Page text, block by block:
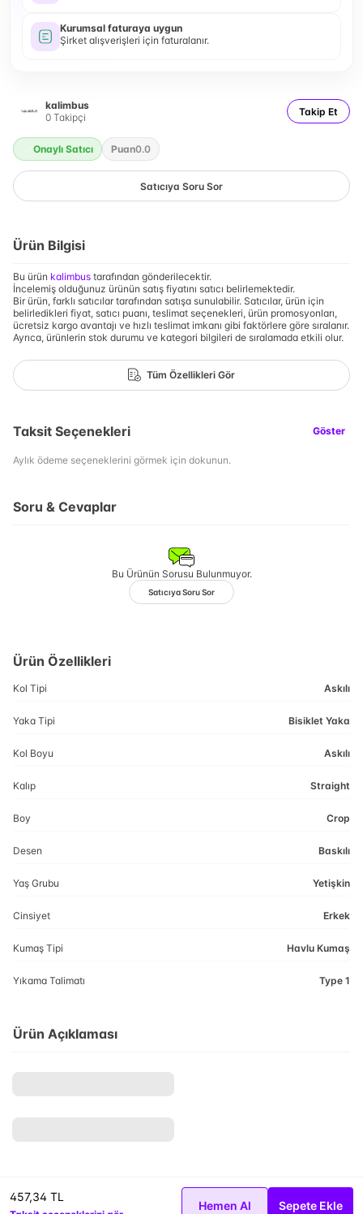
Kurumsal faturaya uygun
Şirket alışverişleri için faturalanır.
kalimbus
0 Takipçi Takip Et
Onaylı Satıcı Puan0.0
Satıcıya Soru Sor
Ürün Bilgisi
Bu ürün kalimbus tarafından gönderilecektir.
İncelemiş olduğunuz ürünün satış fiyatını satıcı belirlemektedir.
Bir ürün, farklı satıcılar tarafından satışa sunulabilir. Satıcılar, ürün için
belirledikleri fiyat, satıcı puanı, teslimat seçenekleri, ürün promosyonları,
ücretsiz kargo avantajı ve hızlı teslimat imkanı gibi faktörlere göre sıralanır.
Ayrıca, ürünlerin stok durumu ve kategori bilgileri de sıralamada etkili olur.
Tüm Özellikleri Gör
Taksit Seçenekleri Göster
Aylık ödeme seçeneklerini görmek için dokunun.
Soru & Cevaplar
Bu Ürünün Sorusu Bulunmuyor.
Satıcıya Soru Sor
457,34 TL
Hemen Al Sepete Ekle
Ürün Özellikleri
Kol Tipi Askılı
Yaka Tipi Bisiklet Yaka
Kol Boyu Askılı
Kalıp Straight
Boy Crop
Desen Baskılı
Yaş Grubu Yetişkin
Cinsiyet Erkek
Kumaş Tipi Havlu Kumaş
Yıkama Talimatı Type 1
Ürün Açıklaması